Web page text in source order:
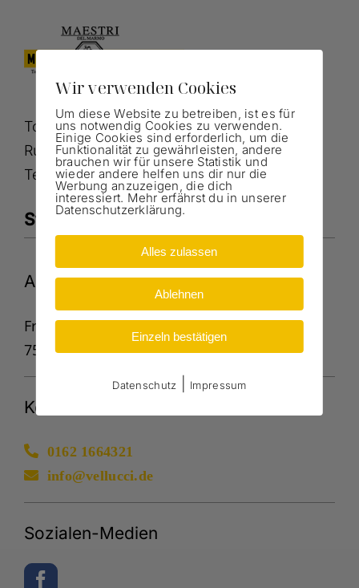
Tommaso Velluci berät Sie gerne.
Rufen Sie an oder nutzen Sie unsere
Terminvereinbarung für eine Anfrage.
Standort / Kontakt
Adresse
Franz-Müller-Straße 25
75015 Bretten
Kontakt
0162 1664321
info@vellucci.de
Sozialen-Medien
Wir verwenden Cookies
Um diese Website zu betreiben, ist es für
uns notwendig Cookies zu verwenden.
Einige Cookies sind erforderlich, um die
Funktionalität zu gewährleisten, andere
brauchen wir für unsere Statistik und
wieder andere helfen uns dir nur die
Werbung anzuzeigen, die dich
interessiert. Mehr erfährst du in unserer
Datenschutzerklärung.
Alles zulassen
Ablehnen
Einzeln bestätigen
Datenschutz Impressum